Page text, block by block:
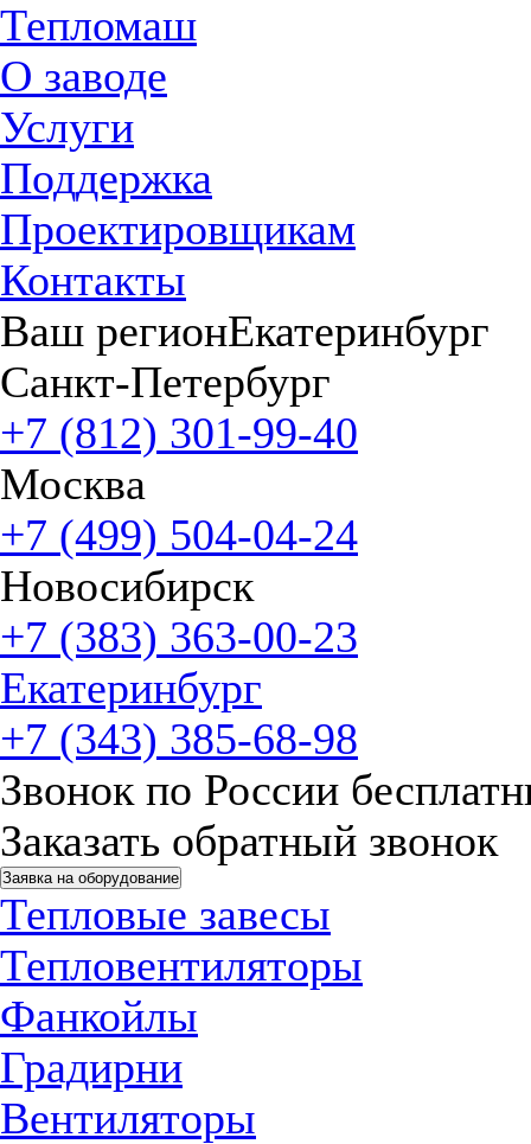
Тепломаш
О заводе
Услуги
Поддержка
Проектировщикам
Контакты
Ваш регионЕкатеринбург
Санкт-Петербург
+7 (812) 301-99-40
Москва
+7 (499) 504-04-24
Новосибирск
+7 (383) 363-00-23
Екатеринбург
+7 (343) 385-68-98
Звонок по России
Заказать обратный звонок
Заявка на оборудование
Тепловые завесы
Тепловентиляторы
Фанкойлы
Градирни
Вентиляторы